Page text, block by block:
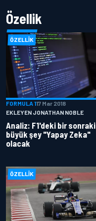
Özellik
ÖZELLIK
FORMULA 117 Mar 2018
EKLEYEN JONATHAN NOBLE
Analiz: F1'deki bir sonraki
büyük şey "Yapay Zeka"
olacak
ÖZELLIK